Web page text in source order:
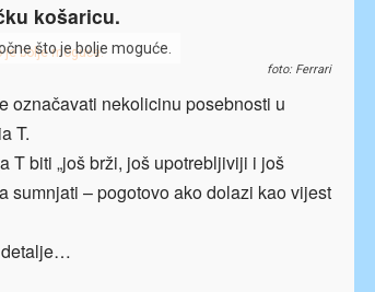
košaricu.
što je bolje moguće.
foto: Ferrari
označavati nekolicinu posebnosti u
T.
T biti „još brži, još upotrebljiviji i još
sumnjati – pogotovo ako dolazi kao vijest
detalje…